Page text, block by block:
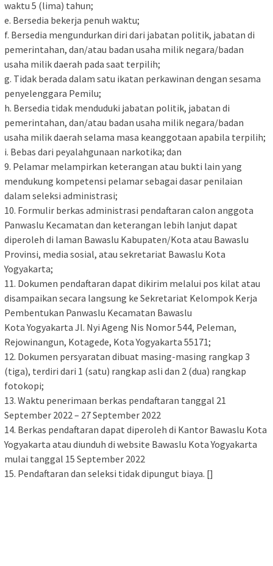
waktu 5 (lima) tahun;
e. Bersedia bekerja penuh waktu;
f. Bersedia mengundurkan diri dari jabatan politik, jabatan di
pemerintahan, dan/atau badan usaha milik negara/badan
usaha milik daerah pada saat terpilih;
g. Tidak berada dalam satu ikatan perkawinan dengan sesama
penyelenggara Pemilu;
h. Bersedia tidak menduduki jabatan politik, jabatan di
pemerintahan, dan/atau badan usaha milik negara/badan
usaha milik daerah selama masa keanggotaan apabila terpilih;
i. Bebas dari peyalahgunaan narkotika; dan
9. Pelamar melampirkan keterangan atau bukti lain yang
mendukung kompetensi pelamar sebagai dasar penilaian
dalam seleksi administrasi;
10. Formulir berkas administrasi pendaftaran calon anggota
Panwaslu Kecamatan dan keterangan lebih lanjut dapat
diperoleh di laman Bawaslu Kabupaten/Kota atau Bawaslu
Provinsi, media sosial, atau sekretariat Bawaslu Kota
Yogyakarta;
11. Dokumen pendaftaran dapat dikirim melalui pos kilat atau
disampaikan secara langsung ke Sekretariat Kelompok Kerja
Pembentukan Panwaslu Kecamatan Bawaslu
Kota Yogyakarta Jl. Nyi Ageng Nis Nomor 544, Peleman,
Rejowinangun, Kotagede, Kota Yogyakarta 55171;
12. Dokumen persyaratan dibuat masing-masing rangkap 3
(tiga), terdiri dari 1 (satu) rangkap asli dan 2 (dua) rangkap
fotokopi;
13. Waktu penerimaan berkas pendaftaran tanggal 21
September 2022 – 27 September 2022
14. Berkas pendaftaran dapat diperoleh di Kantor Bawaslu Kota
Yogyakarta atau diunduh di website Bawaslu Kota Yogyakarta
mulai tanggal 15 September 2022
15. Pendaftaran dan seleksi tidak dipungut biaya. []